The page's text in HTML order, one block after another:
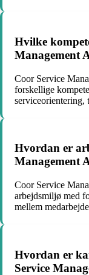
Hvilke
Management
Coor Service
forskellige
serviceorientering,
Hvordan er
Management
Coor Service
arbejdsmiljø med
mellem
Hvordan er
Service